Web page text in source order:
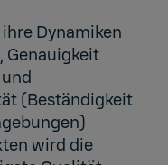
Dynamiken
Genauigkeit
(Beständigkeit
wird die